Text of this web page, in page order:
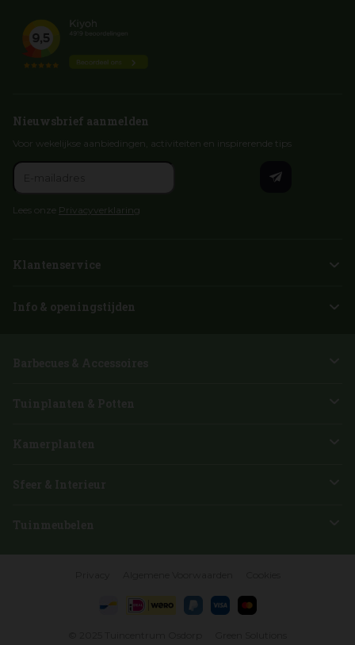
Nieuwsbrief aanmelden
Voor wekelijkse aanbiedingen, activiteiten en inspirerende tips
Lees onze Privacyverklaring
Klantenservice
Info & openingstijden